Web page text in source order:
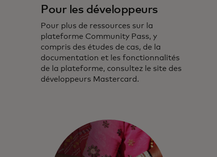
Pour les développeurs
Pour plus de ressources sur la
plateforme Community Pass, y
compris des études de cas, de la
documentation et les fonctionnalités
de la plateforme, consultez le site des
développeurs Mastercard.